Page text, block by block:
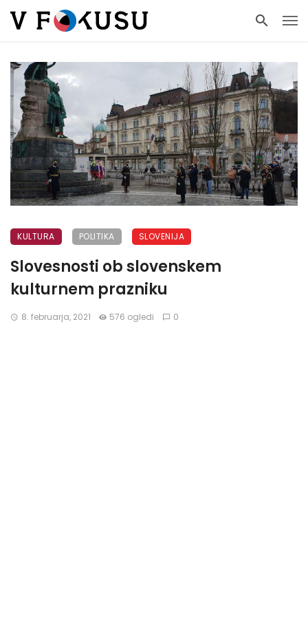
KULTURA POLITIKA SLOVENIJA
Slovesnosti ob slovenskem
kulturnem prazniku
8. februarja, 2021 576 ogledi 0